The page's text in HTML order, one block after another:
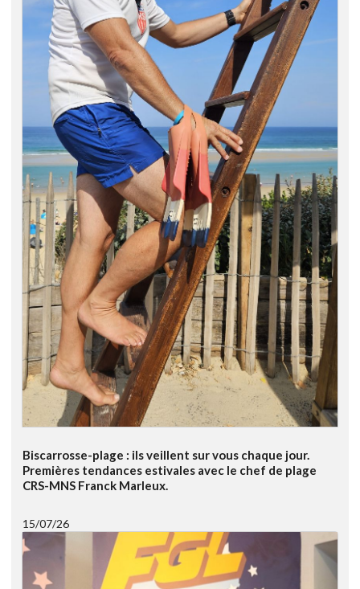
Biscarrosse-plage : ils veillent sur vous chaque jour.
Premières tendances estivales avec le chef de plage
CRS-MNS Franck Marleux.
15/07/26